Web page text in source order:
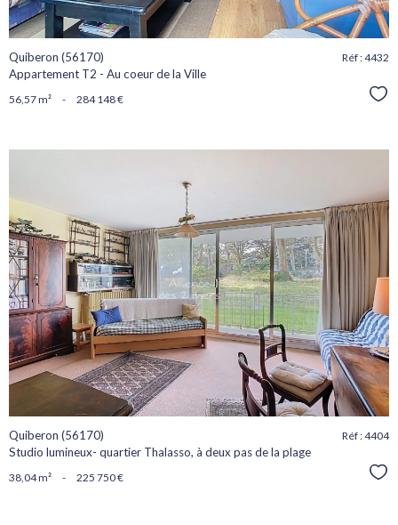
Quiberon (56170)
Appartement T2 - Au coeur de la Ville
Réf : 4432
56,57 m² - 284 148 €
voir le
bien
Quiberon (56170)
Studio lumineux- quartier Thalasso, à deux pas de la plage
Réf : 4404
38,04 m² - 225 750 €